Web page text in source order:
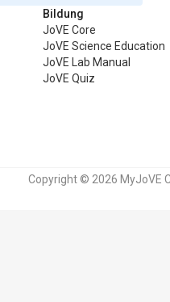
Bildung
JoVE Core
JoVE Science Education
JoVE Lab Manual
JoVE Quiz
Copyright © 2026 MyJoVE